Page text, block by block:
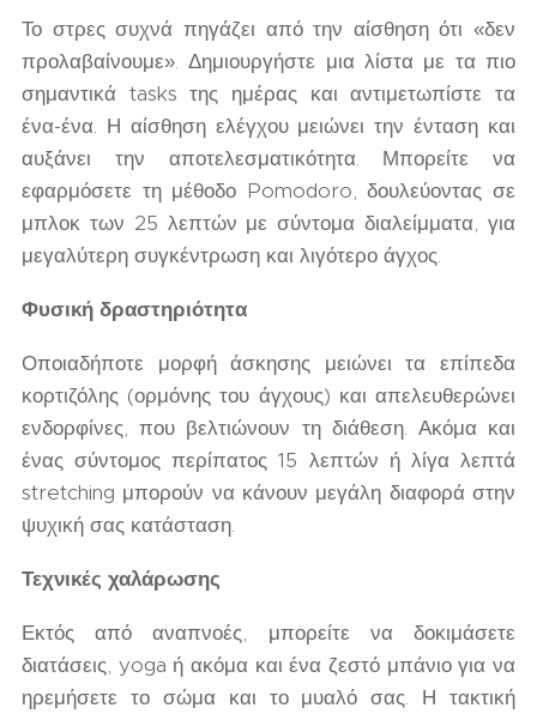
Το στρες συχνά πηγάζει από την αίσθηση ότι «δεν
προλαβαίνουμε». Δημιουργήστε μια λίστα με τα πιο
σημαντικά tasks της ημέρας και αντιμετωπίστε τα
ένα-ένα. Η αίσθηση ελέγχου μειώνει την ένταση και
αυξάνει την αποτελεσματικότητα. Μπορείτε να
εφαρμόσετε τη μέθοδο Pomodoro, δουλεύοντας σε
μπλοκ των 25 λεπτών με σύντομα διαλείμματα, για
μεγαλύτερη συγκέντρωση και λιγότερο άγχος.
Φυσική δραστηριότητα
Οποιαδήποτε μορφή άσκησης μειώνει τα επίπεδα
κορτιζόλης (ορμόνης του άγχους) και απελευθερώνει
ενδορφίνες, που βελτιώνουν τη διάθεση. Ακόμα και
ένας σύντομος περίπατος 15 λεπτών ή λίγα λεπτά
stretching μπορούν να κάνουν μεγάλη διαφορά στην
ψυχική σας κατάσταση.
Τεχνικές χαλάρωσης
Εκτός από αναπνοές, μπορείτε να δοκιμάσετε
διατάσεις, yoga ή ακόμα και ένα ζεστό μπάνιο για να
ηρεμήσετε το σώμα και το μυαλό σας. Η τακτική